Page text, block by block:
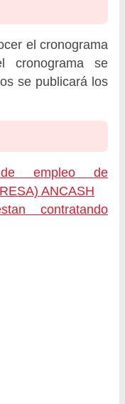
el cronograma
cronograma se
se publicará los
empleo de
ANCASH
contratando